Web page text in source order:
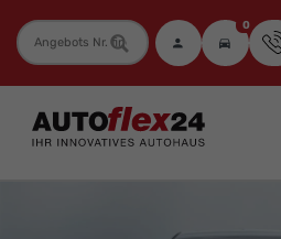
Fahrzeugnummer 0
Autoflex24
GmbH